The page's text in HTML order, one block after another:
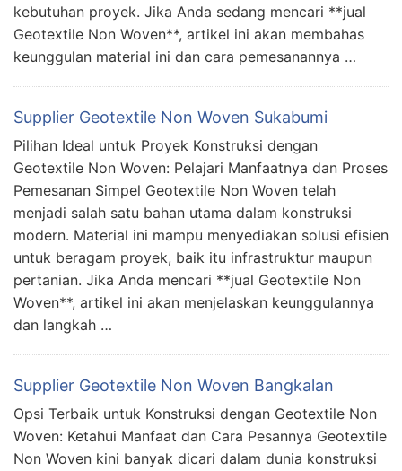
kebutuhan proyek. Jika Anda sedang mencari **jual
Geotextile Non Woven**, artikel ini akan membahas
keunggulan material ini dan cara pemesanannya …
Supplier Geotextile Non Woven Sukabumi
Pilihan Ideal untuk Proyek Konstruksi dengan
Geotextile Non Woven: Pelajari Manfaatnya dan Proses
Pemesanan Simpel Geotextile Non Woven telah
menjadi salah satu bahan utama dalam konstruksi
modern. Material ini mampu menyediakan solusi efisien
untuk beragam proyek, baik itu infrastruktur maupun
pertanian. Jika Anda mencari **jual Geotextile Non
Woven**, artikel ini akan menjelaskan keunggulannya
dan langkah …
Supplier Geotextile Non Woven Bangkalan
Opsi Terbaik untuk Konstruksi dengan Geotextile Non
Woven: Ketahui Manfaat dan Cara Pesannya Geotextile
Non Woven kini banyak dicari dalam dunia konstruksi